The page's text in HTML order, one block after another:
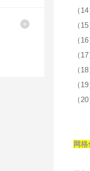
（
（
（
（
（
（
（
网